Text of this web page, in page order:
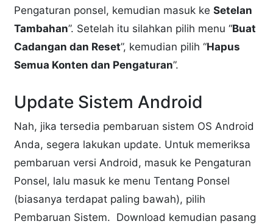
Pengaturan ponsel, kemudian masuk keSetelan
Tambahan”. Setelah itu silahkan pilih menu “Buat
Cadangan dan Reset”, kemudian pilih “Hapus
Semua Konten dan Pengaturan”.
Update Sistem Android
Nah, jika tersedia pembaruan sistem OS Android
Anda, segera lakukan update. Untuk memeriksa
pembaruan versi Android, masuk ke Pengaturan
Ponsel, lalu masuk ke menu Tentang Ponsel
(biasanya terdapat paling bawah), pilih
Pembaruan Sistem. Download kemudian pasang